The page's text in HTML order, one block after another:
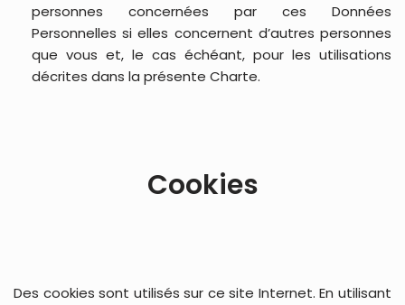
personnes concernées par ces Données
Personnelles si elles concernent d’autres personnes
que vous et, le cas échéant, pour les utilisations
décrites dans la présente Charte.
Cookies
Des cookies sont utilisés sur ce site Internet. En utilisant